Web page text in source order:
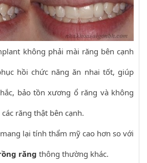
không phải mài răng bên cạnh
hồi chức năng ăn nhai tốt, giúp
bảo tồn xương ổ răng và không
răng thật bên cạnh.
lại tính thẩm mỹ cao hơn so với
răng thông thường khác.